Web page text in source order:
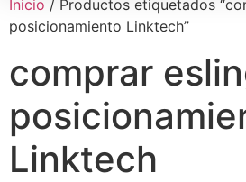
Inicio / Productos etiquetados
posicionamiento Linktech”
comprar
Linktech